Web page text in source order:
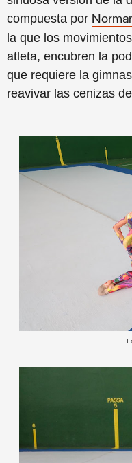
compuesta por
la que los
atleta, encubren la
que requiere la
reavivar las cenizas